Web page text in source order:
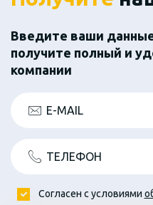
Введите ваши
получите полный и
компании
E-MAIL
ТЕЛЕФОН
Согласен с условиями